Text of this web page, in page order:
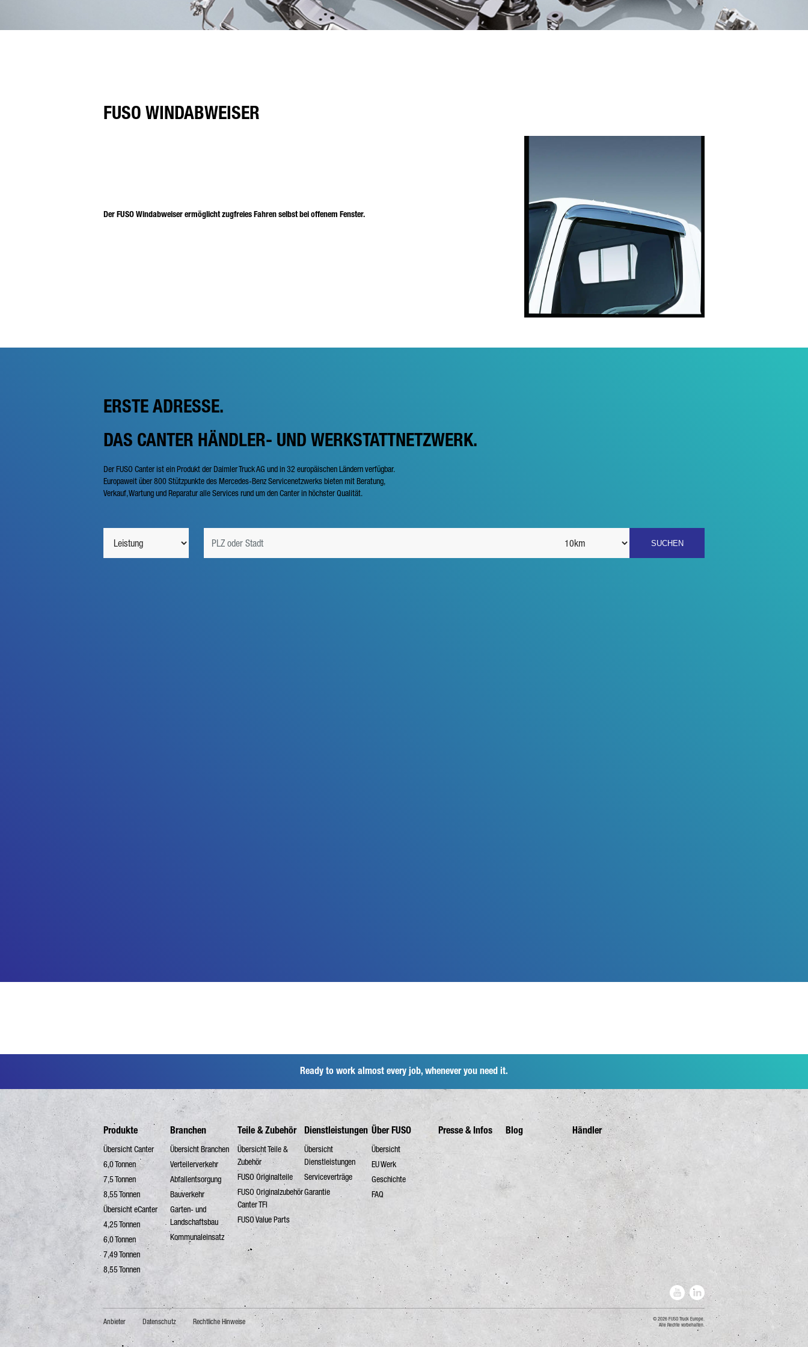
FUSO WINDABWEISER
Der FUSO Windabweiser ermöglicht zugfreies Fahren selbst bei offenem Fenster.
ERSTE ADRESSE.
DAS CANTER HÄNDLER- UND WERKSTATTNETZWERK.
Der FUSO Canter ist ein Produkt der Daimler Truck AG und in 32 europäischen Ländern verfügbar.
Europaweit über 800 Stützpunkte des Mercedes-Benz Servicenetzwerks bieten mit Beratung,
Verkauf, Wartung und Reparatur alle Services rund um den Canter in höchster Qualität.
Ready to work almost every job, whenever you need it.
Produkte
Übersicht Canter
6,0 Tonnen
7,5 Tonnen
8,55 Tonnen
Übersicht eCanter
4,25 Tonnen
6,0 Tonnen
7,49 Tonnen
8,55 Tonnen
Branchen
Übersicht Branchen
Verteilerverkehr
Abfallentsorgung
Bauverkehr
Garten- und
Landschaftsbau
Kommunaleinsatz
Teile & Zubehör
Übersicht Teile &
Zubehör
FUSO Originalteile
FUSO Originalzubehör
Canter TFI
FUSO Value Parts
Dienstleistungen
Übersicht
Dienstleistungen
Serviceverträge
Garantie
Über FUSO
Übersicht
EU Werk
Geschichte
FAQ
Presse & Infos Blog Händler
Anbieter Datenschutz Rechtliche Hinweise
2026 FUSO Truck Europe.
Alle Rechte vorbehalten.